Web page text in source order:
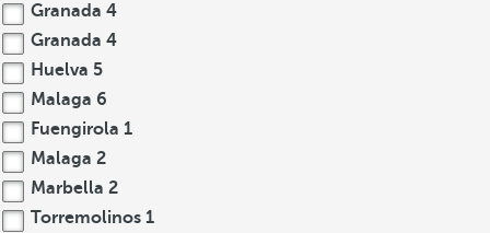
Granada 4
Granada 4
Huelva 5
Malaga 6
Fuengirola 1
Malaga 2
Marbella 2
Torremolinos 1